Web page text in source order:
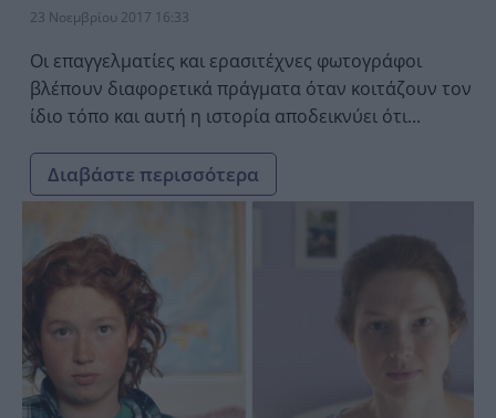
23 Νοεμβρίου 2017 16:33
Οι επαγγελματίες και ερασιτέχνες φωτογράφοι
βλέπουν διαφορετικά πράγματα όταν κοιτάζουν τον
ίδιο τόπο και αυτή η ιστορία αποδεικνύει ότι...
Διαβάστε περισσότερα